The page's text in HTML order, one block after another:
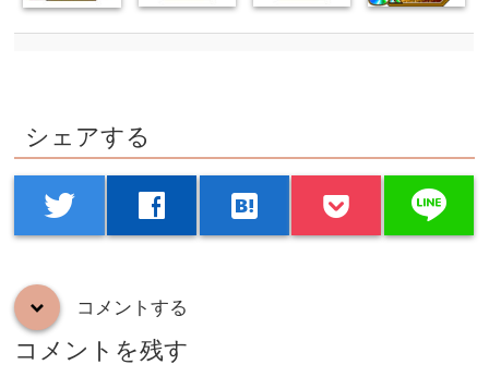
シェアする
twitter facebook hatenabookmark line
down コメントする
コメントを残す